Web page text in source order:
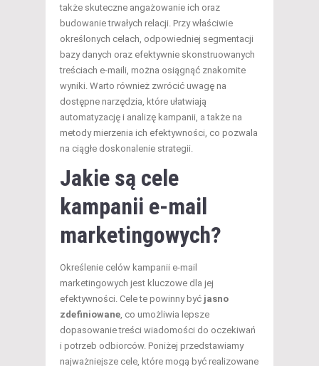
także skuteczne angażowanie ich oraz
budowanie trwałych relacji. Przy właściwie
określonych celach, odpowiedniej segmentacji
bazy danych oraz efektywnie skonstruowanych
treściach e-maili, można osiągnąć znakomite
wyniki. Warto również zwrócić uwagę na
dostępne narzędzia, które ułatwiają
automatyzację i analizę kampanii, a także na
metody mierzenia ich efektywności, co pozwala
na ciągłe doskonalenie strategii.
Jakie są cele
kampanii e-mail
marketingowych?
Określenie celów kampanii e-mail
marketingowych jest kluczowe dla jej
efektywności. Cele te powinny być jasno
zdefiniowane , co umożliwia lepsze
dopasowanie treści wiadomości do oczekiwań
i potrzeb odbiorców. Poniżej przedstawiamy
najważniejsze cele, które mogą być realizowane